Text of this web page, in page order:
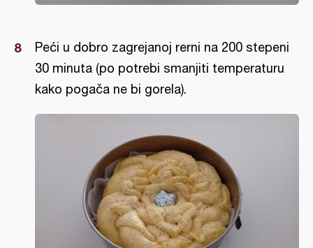
Peći u dobro zagrejanoj rerni na 200 stepeni
30 minuta (po potrebi smanjiti temperaturu
kako pogača ne bi gorela).